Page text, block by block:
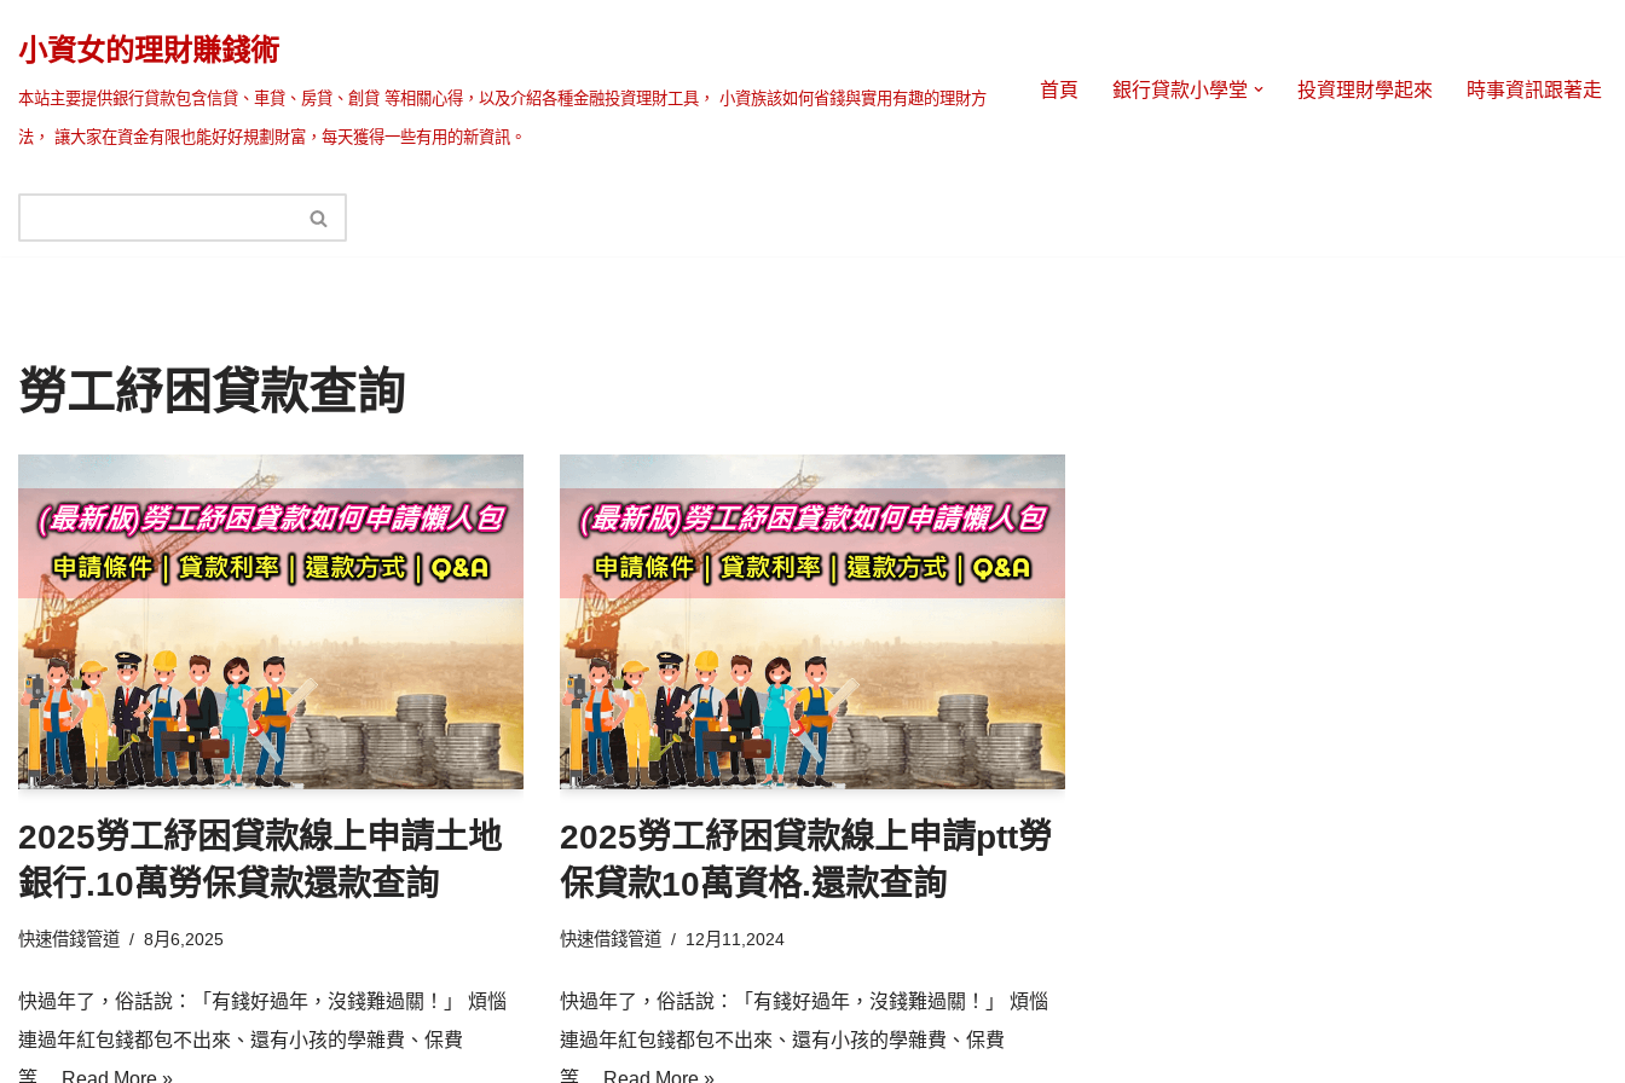
Skip
to
content
小資女的理財賺錢術
本站主要提供銀行貸款包含信貸、車貸、房貸、創貸 等相關心得，以及介紹各種金融投資理財工具， 小資族該如何省錢與實用有趣的理財方
法， 讓大家在資金有限也能好好規劃財富，每天獲得一些有用的新資訊。
首頁 銀行貸款小學堂 投資理財學起來 時事資訊跟著走
勞工紓困貸款查詢
2025勞工紓困貸款線上申請土地
銀行.10萬勞保貸款還款查詢
快速借錢管道 8月6,2025
快過年了，俗話說：「有錢好過年，沒錢難過關！」 煩惱
連過年紅包錢都包不出來、還有小孩的學雜費、保費
等…
Read More »
2025勞工紓困貸款線上申請ptt勞
保貸款10萬資格.還款查詢
快速借錢管道 12月11,2024
快過年了，俗話說：「有錢好過年，沒錢難過關！」 煩惱
連過年紅包錢都包不出來、還有小孩的學雜費、保費
等…
Read More »